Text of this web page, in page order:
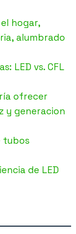
hogar,
alumbrado
LED vs. CFL
ofrecer
y generacion
tubos
de LED